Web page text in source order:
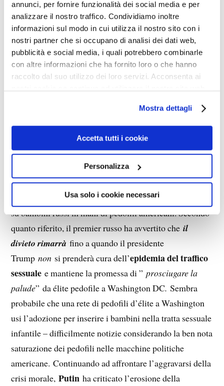
annunci, per fornire funzionalità dei social media e per
analizzare il nostro traffico. Condividiamo inoltre
informazioni sul modo in cui utilizza il nostro sito con i
nostri partner che si occupano di analisi dei dati web,
pubblicità e social media, i quali potrebbero combinarle
con altre informazioni che ha fornito loro o che hanno
raccolto dal suo utilizzo dei loro servizi. Acconsenta ai
Mostra dettagli
Accetta tutti i cookie
Personalizza
Usa solo i cookie necessari
America nel giro di poche settimane dopo l’arrivo alla
Casa Bianca. Dove erano i ”progressisti ” e
”liberali”? Alla fine del 2012 (con Obama ancora in
carica), Putin ha approvato un controverso disegno di
legge con il sostegno esplicito della Duma di Stato
pervietare ai genitori adottivi statunitensi di adottare
bambini russi, una mossa che serviva
contemporaneamente per protegge un certo numero di
loro dall’essere smistati in operazioni di traffici di
bambini e di negare a molte nuove famiglie gli orfani.
L’America adotta più bambini russi ogni anno rispetto a
qualsiasi altra nazione.
il paese non sarà responsabile
su bambini russi in mani di pedofili americani. Secondo
quanto riferito, il premier russo ha avvertito cheil
divieto rimarrà fino a quando il presidente
Trumpnon si prenderà cura dell’epidemia del traffico
sessuale e mantiene la promessa di ”prosciugare la
palude” da élite pedofile a Washington DC. Sembra
probabile che una rete di pedofili d’élite a Washington
usi l’adozione per inserire i bambini nella tratta sessuale
infantile – difficilmente notizie considerando la ben nota
saturazione dei pedofili nelle macchine politiche
americane. Continuando ad affrontare l’aggravarsi della
crisi morale,Putin ha criticato l’erosione della